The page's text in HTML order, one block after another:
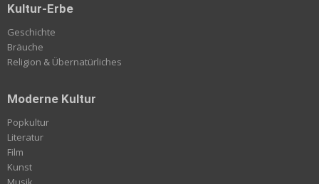
Kultur-Erbe
Geschichte
Bräuche
Religion & Übernatürliches
Moderne Kultur
Popkultur
Literatur
Film
Kunst